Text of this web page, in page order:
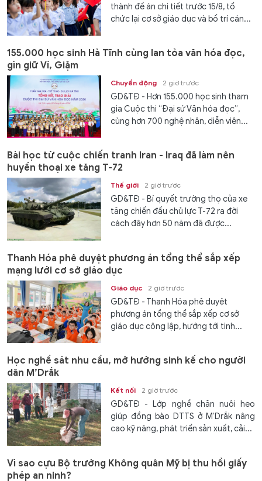
thành đề án chi tiết trước 15/8, tổ
chức lại cơ sở giáo dục và bố trí cán...
155.000 học sinh Hà Tĩnh cùng lan tỏa văn hóa đọc,
gìn giữ Ví, Giặm
Chuyển động 2 giờ trước
GD&TĐ - Hơn 155.000 học sinh tham
gia Cuộc thi “Đại sứ Văn hóa đọc”,
cùng hơn 700 nghệ nhân, diễn viên...
Bài học từ cuộc chiến tranh Iran - Iraq đã làm nên
huyền thoại xe tăng T-72
Thế giới 2 giờ trước
GD&TĐ - Bí quyết trường thọ của xe
tăng chiến đấu chủ lực T-72 ra đời
cách đây hơn 50 năm đã được...
Thanh Hóa phê duyệt phương án tổng thể sắp xếp
mạng lưới cơ sở giáo dục
Giáo dục 2 giờ trước
GD&TĐ - Thanh Hóa phê duyệt
phương án tổng thể sắp xếp cơ sở
giáo dục công lập, hướng tới tinh...
Học nghề sát nhu cầu, mở hướng sinh kế cho người
dân M’Drắk
Kết nối 2 giờ trước
GD&TĐ - Lớp nghề chăn nuôi heo
giúp đồng bào DTTS ở M’Drắk nâng
cao kỹ năng, phát triển sản xuất, cải...
Vì sao cựu Bộ trưởng Không quân Mỹ bị thu hồi giấy
phép an ninh?